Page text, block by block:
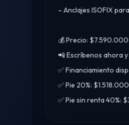
– Anclajes ISOFIX
💰 Precio: $7.590.000
📲 Escríbenos ahora
✅ Financiamiento
✅ Pie 20%: $1.518.000
✅ Pie sin renta 40%: